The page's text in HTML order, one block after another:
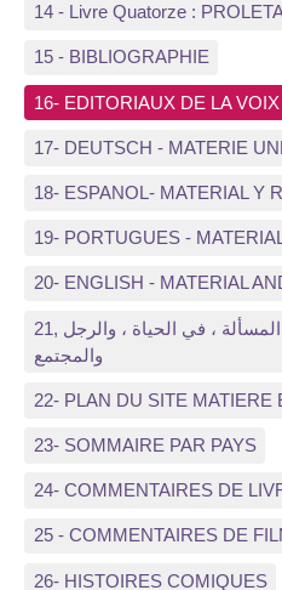
14 - Livre Quatorze :
15 - BIBLIOGRAPHIE
16- EDITORIAUX DE LA
17- DEUTSCH - MATERIE
18- ESPANOL- MATERIAL Y
19- PORTUGUES -
20- ENGLISH - MATERIAL
21, مواد والثورة : من هذه المسألة ، في الحياة ، والرجل
والمجتمع
22- PLAN DU SITE MATIERE
23- SOMMAIRE PAR PAYS
24- COMMENTAIRES DE
25 - COMMENTAIRES DE
26- HISTOIRES COMIQUES